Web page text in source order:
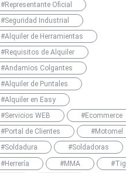
#Representante Oficial
#Seguridad Industrial
#Alquiler de Herramientas
#Requisitos de Alquiler
#Andamios Colgantes
#Alquiler de Puntales
#Alquiler en Easy
#Servicios WEB
#Ecommerce
#Portal de Clientes
#Motomel
#Soldadura
#Soldadoras
#Herrería
#MMA
#Tig